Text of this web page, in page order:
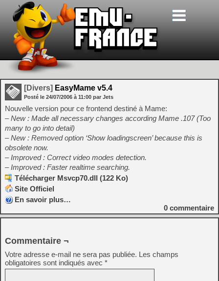
[Divers] EasyMame v5.4
Posté le 24/07/2006 à 11:00 par Jets
Nouvelle version pour ce frontend destiné à Mame:
– New : Made all necessary changes according Mame .107 (Too
many to go into detail)
– New : Removed option ‘Show loadingscreen’ because this is
obsolete now.
– Improved : Correct video modes detection.
– Improved : Faster realtime searching.
Télécharger Msvcp70.dll (122 Ko)
Site Officiel
En savoir plus…
0 commentaire
Commentaire ¬
Votre adresse e-mail ne sera pas publiée. Les champs
obligatoires sont indiqués avec *